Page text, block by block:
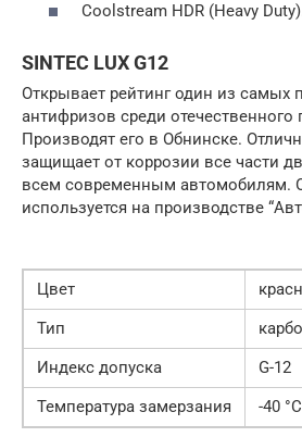
Coolstream HDR (Heavy
SINTEC LUX G12
Открывает рейтинг один из самых
антифризов среди отечественного
Производят его в Обнинске.
защищает от коррозии все части
всем современным автомобилям.
используется на производстве
Цвет
Тип
Индекс допуска
G-12
Температура замерзания
-40 °C